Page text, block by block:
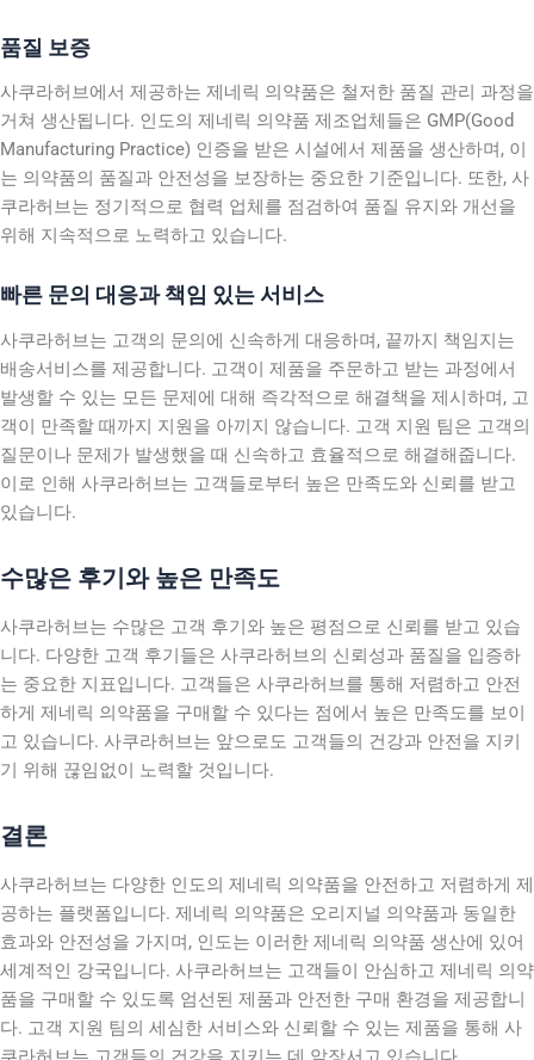
품질 보증
사쿠라허브에서 제공하는 제네릭 의약품은 철저한 품질 관리 과정을
거쳐 생산됩니다. 인도의 제네릭 의약품 제조업체들은 GMP(Good
Manufacturing Practice) 인증을 받은 시설에서 제품을 생산하며, 이
는 의약품의 품질과 안전성을 보장하는 중요한 기준입니다. 또한, 사
쿠라허브는 정기적으로 협력 업체를 점검하여 품질 유지와 개선을
위해 지속적으로 노력하고 있습니다.
빠른 문의 대응과 책임 있는 서비스
사쿠라허브는 고객의 문의에 신속하게 대응하며, 끝까지 책임지는
배송서비스를 제공합니다. 고객이 제품을 주문하고 받는 과정에서
발생할 수 있는 모든 문제에 대해 즉각적으로 해결책을 제시하며, 고
객이 만족할 때까지 지원을 아끼지 않습니다. 고객 지원 팀은 고객의
질문이나 문제가 발생했을 때 신속하고 효율적으로 해결해줍니다.
이로 인해 사쿠라허브는 고객들로부터 높은 만족도와 신뢰를 받고
있습니다.
수많은 후기와 높은 만족도
사쿠라허브는 수많은 고객 후기와 높은 평점으로 신뢰를 받고 있습
니다. 다양한 고객 후기들은 사쿠라허브의 신뢰성과 품질을 입증하
는 중요한 지표입니다. 고객들은 사쿠라허브를 통해 저렴하고 안전
하게 제네릭 의약품을 구매할 수 있다는 점에서 높은 만족도를 보이
고 있습니다. 사쿠라허브는 앞으로도 고객들의 건강과 안전을 지키
기 위해 끊임없이 노력할 것입니다.
결론
사쿠라허브는 다양한 인도의 제네릭 의약품을 안전하고 저렴하게 제
공하는 플랫폼입니다. 제네릭 의약품은 오리지널 의약품과 동일한
효과와 안전성을 가지며, 인도는 이러한 제네릭 의약품 생산에 있어
세계적인 강국입니다. 사쿠라허브는 고객들이 안심하고 제네릭 의약
품을 구매할 수 있도록 엄선된 제품과 안전한 구매 환경을 제공합니
다. 고객 지원 팀의 세심한 서비스와 신뢰할 수 있는 제품을 통해 사